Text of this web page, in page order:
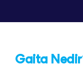
Gaita